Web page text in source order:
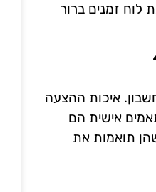
לוח זמנים ברור
איכות ההצעה
אישית הם
תואמות את